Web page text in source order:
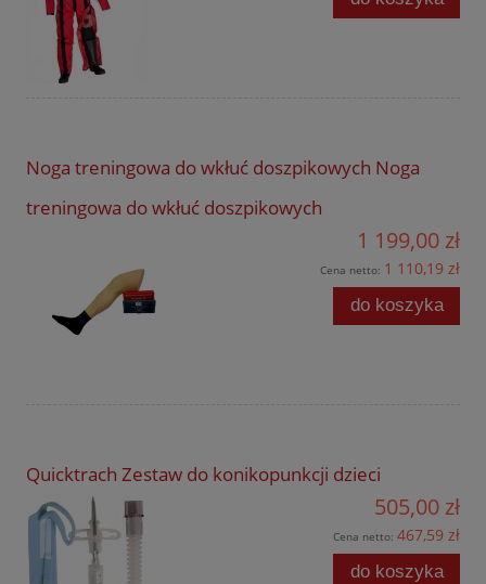
Noga treningowa do wkłuć doszpikowych Noga
treningowa do wkłuć doszpikowych
1 199,00 zł
Cena netto: 1 110,19 zł
do koszyka
Quicktrach Zestaw do konikopunkcji dzieci
505,00 zł
Cena netto: 467,59 zł
do koszyka